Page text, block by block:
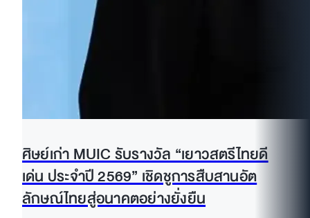
ศิษย์เก่า MUIC รับรางวัล “เยาวสตรีไทยดี
เด่น ประจำปี 2569” เชิดชูการสืบสานอัต
ลักษณ์ไทยสู่อนาคตอย่างยั่งยืน